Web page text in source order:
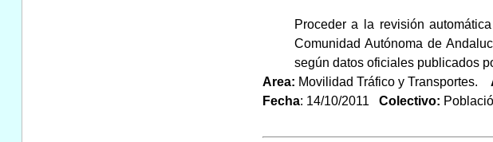
Proceder a la revisión
Comunidad Autónoma de
según datos oficiales publicados
Area: Movilidad Tráfico y Transportes.
Fecha: 14/10/2011 Colectivo: